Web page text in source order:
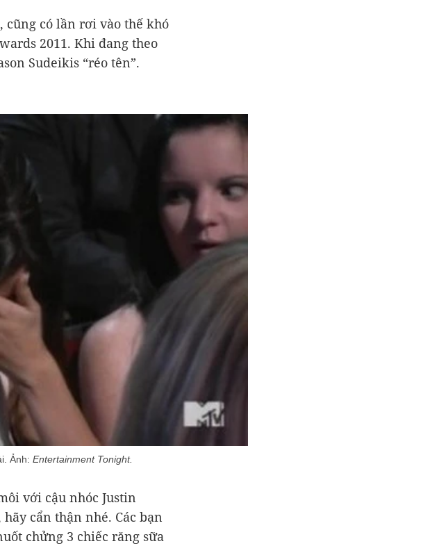
cũng có lần rơi vào thế khó
2011. Khi đang theo
Sudeikis “réo tên”.
Ảnh: Entertainment Tonight.
với cậu nhóc Justin
cẩn thận nhé. Các bạn
chửng 3 chiếc răng sữa